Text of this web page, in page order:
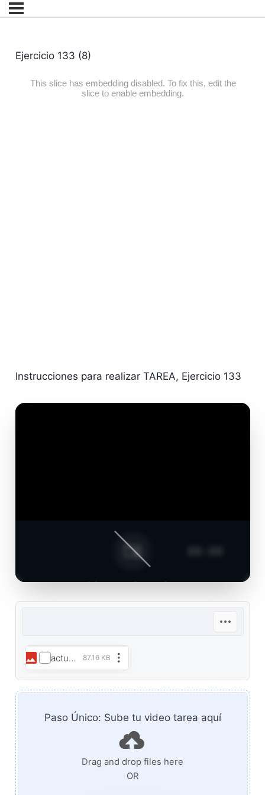
Ejercicio 133 (8)
Instrucciones para realizar TAREA, Ejercicio 133
Cámara Inactiva
Presiona el botón central para iniciar la
actualizacion_tarea_.webp 87.16 KB
Paso Único: Sube tu video tarea aquí
Drag and drop files here
OR